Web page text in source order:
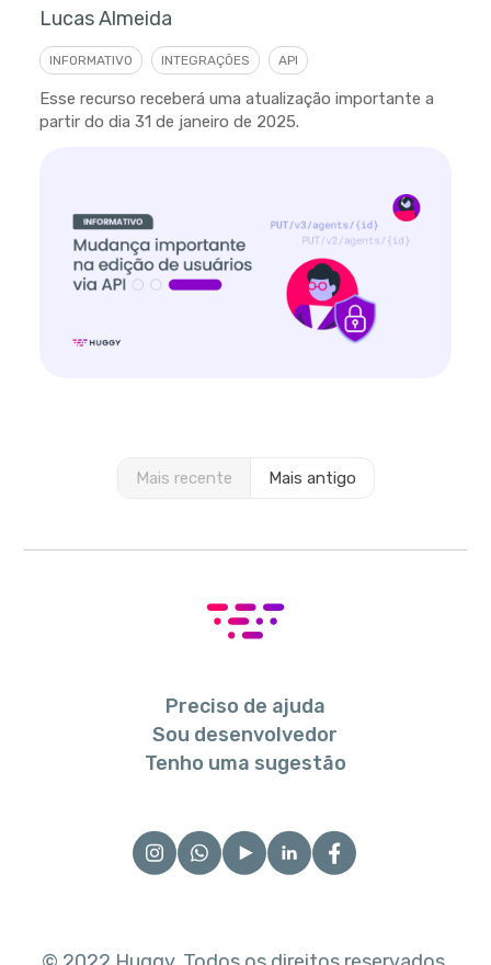
Lucas Almeida
INFORMATIVO INTEGRAÇÕES API
Esse recurso receberá uma atualização importante a
partir do dia 31 de janeiro de 2025.
Mais recente Mais antigo
Preciso de ajuda
Sou desenvolvedor
Tenho uma sugestão